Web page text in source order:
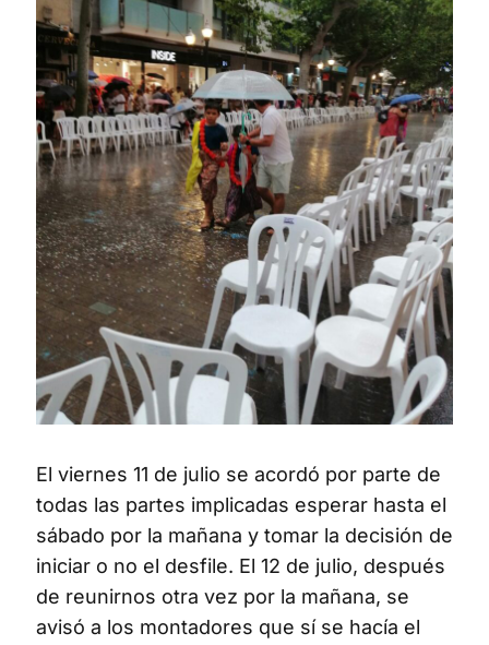
El viernes 11 de julio se acordó por parte de
todas las partes implicadas esperar hasta el
sábado por la mañana y tomar la decisión de
iniciar o no el desfile. El 12 de julio, después
de reunirnos otra vez por la mañana, se
avisó a los montadores que sí se hacía el